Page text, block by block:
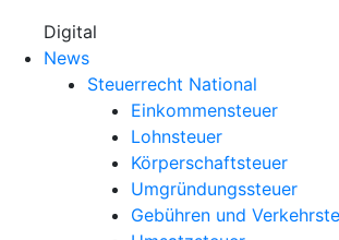
Digital
News
Steuerrecht National
Einkommensteuer
Lohnsteuer
Körperschaftsteuer
Umgründungssteuer
Gebühren und